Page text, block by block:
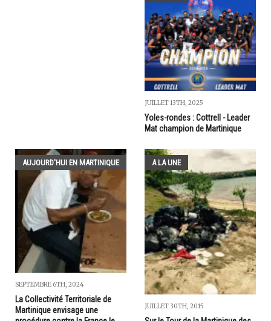
JUILLET 13TH, 2025
Yoles-rondes : Cottrell - Leader
Mat champion de Martinique
AUJOURD'HUI EN MARTINIQUE
SEPTEMBRE 6TH, 2024
La Collectivité Territoriale de
Martinique envisage une
A LA UNE
JUILLET 30TH, 2015